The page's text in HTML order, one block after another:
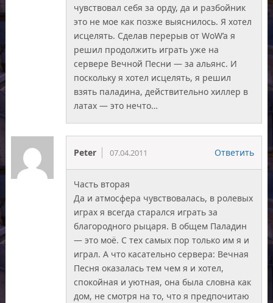
чувствовал себя за орду, да и разбойник
это не мое как позже выяснилось. Я хотел
исцелять. Сделав перерыв от WoW’a я
решил продолжить играть уже на
сервере Вечной Песни — за альянс. И
поскольку я хотел исцелять, я решил
взять паладина, действительно хиллер в
латах — это нечто…
Peter 07.04.2011 Ответить
Часть вторая
Да и атмосфера чувствовалась, в ролевых
играх я всегда старался играть за
благородного рыцаря. В общем Паладин
— это моё. С тех самых пор только им я и
играл. А что касательно сервера: Вечная
Песня оказалась тем чем я и хотел,
спокойная и уютная, она была словна как
дом, не смотря на то, что я предпочитаю